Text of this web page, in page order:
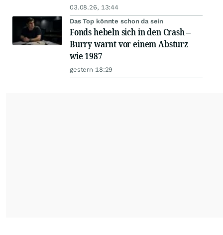
03.08.26, 13:44
Das Top könnte schon da sein
Fonds hebeln sich in den Crash –
Burry warnt vor einem Absturz
wie 1987
gestern 18:29